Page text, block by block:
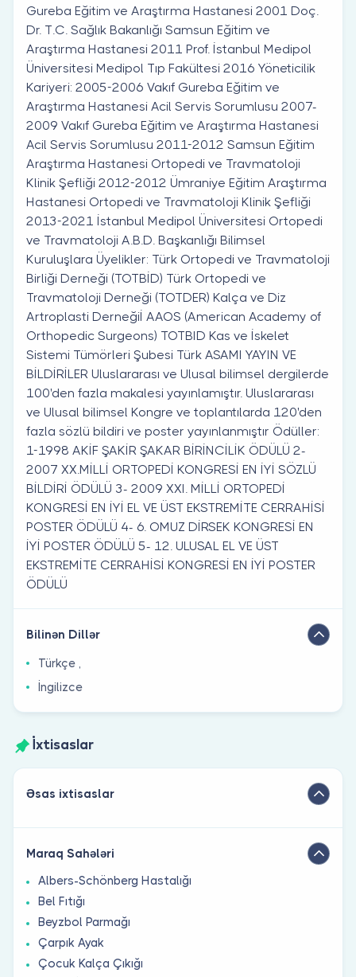
Gureba Eğitim ve Araştırma Hastanesi 2001 Doç.
Dr. T.C. Sağlık Bakanlığı Samsun Eğitim ve
Araştırma Hastanesi 2011 Prof. İstanbul Medipol
Üniversitesi Medipol Tıp Fakültesi 2016 Yöneticilik
Kariyeri: 2005-2006 Vakıf Gureba Eğitim ve
Araştırma Hastanesi Acil Servis Sorumlusu 2007-
2009 Vakıf Gureba Eğitim ve Araştırma Hastanesi
Acil Servis Sorumlusu 2011-2012 Samsun Eğitim
Araştırma Hastanesi Ortopedi ve Travmatoloji
Klinik Şefliği 2012-2012 Ümraniye Eğitim Araştırma
Hastanesi Ortopedi ve Travmatoloji Klinik Şefliği
2013-2021 İstanbul Medipol Üniversitesi Ortopedi
ve Travmatoloji A.B.D. Başkanlığı Bilimsel
Kuruluşlara Üyelikler: Türk Ortopedi ve Travmatoloji
Birliği Derneği (TOTBİD) Türk Ortopedi ve
Travmatoloji Derneği (TOTDER) Kalça ve Diz
Artroplasti Derneğiİ AAOS (American Academy of
Orthopedic Surgeons) TOTBID Kas ve İskelet
Sistemi Tümörleri Şubesi Türk ASAMI YAYIN VE
BİLDİRİLER Uluslararası ve Ulusal bilimsel dergilerde
100'den fazla makalesi yayınlamıştır. Uluslararası
ve Ulusal bilimsel Kongre ve toplantılarda 120'den
fazla sözlü bildiri ve poster yayınlanmıştır Ödüller:
1-1998 AKİF ŞAKİR ŞAKAR BİRİNCİLİK ÖDÜLÜ 2-
2007 XX.MİLLİ ORTOPEDİ KONGRESİ EN İYİ SÖZLÜ
BİLDİRİ ÖDÜLÜ 3- 2009 XXI. MİLLİ ORTOPEDİ
KONGRESİ EN İYİ EL VE ÜST EKSTREMİTE CERRAHİSİ
POSTER ÖDÜLÜ 4- 6. OMUZ DİRSEK KONGRESİ EN
İYİ POSTER ÖDÜLÜ 5- 12. ULUSAL EL VE ÜST
EKSTREMİTE CERRAHİSİ KONGRESİ EN İYİ POSTER
ÖDÜLÜ
Bilinən Dillər
Türkçe ,
İngilizce
İxtisaslar
Əsas ixtisaslar
Maraq Sahələri
Albers-Schönberg Hastalığı
Bel Fıtığı
Beyzbol Parmağı
Çarpık Ayak
Çocuk Kalça Çıkığı